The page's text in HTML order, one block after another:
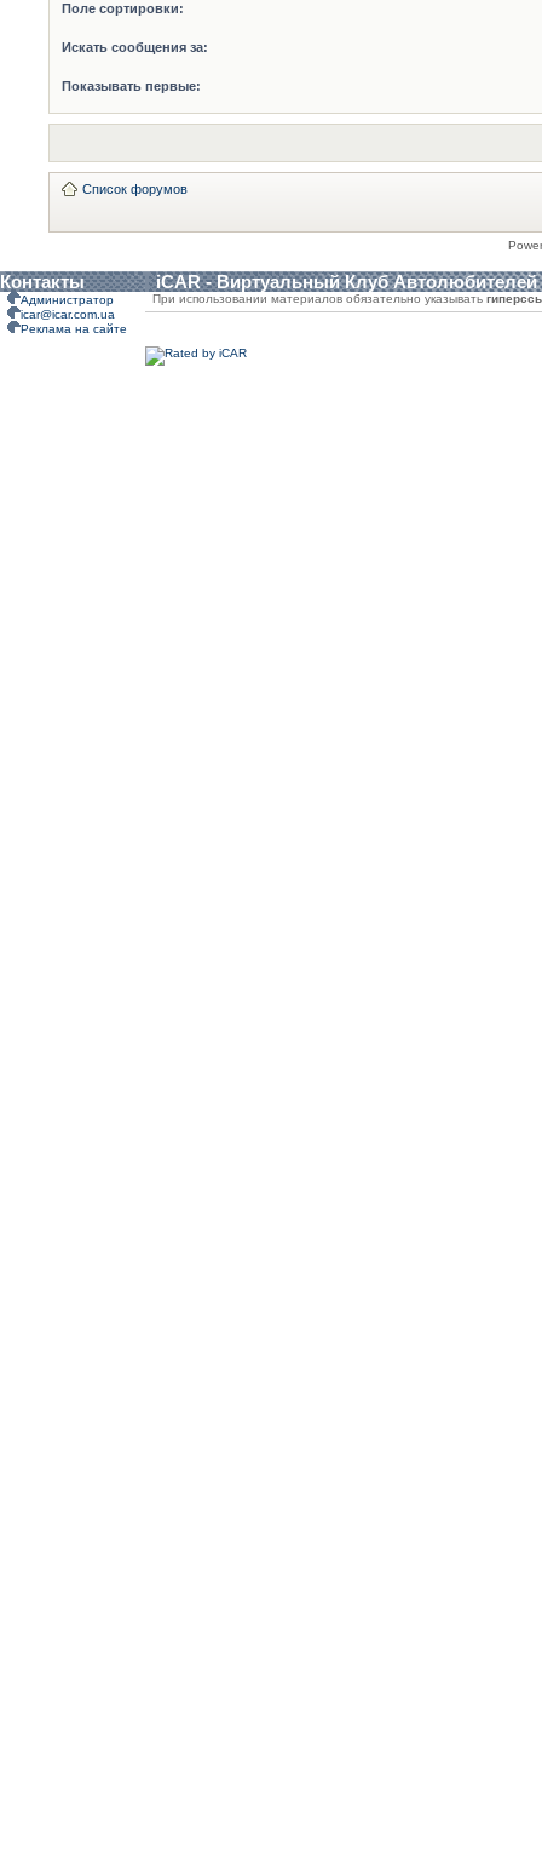
Поле сортировки:
Искать сообщения за:
Показывать первые:
Список форумов
Контакты iCAR - Виртуальный Клуб Автолюбителей
Администратор
icar@icar.com.ua
Реклама на сайте
При использовании материалов обязательно указывать